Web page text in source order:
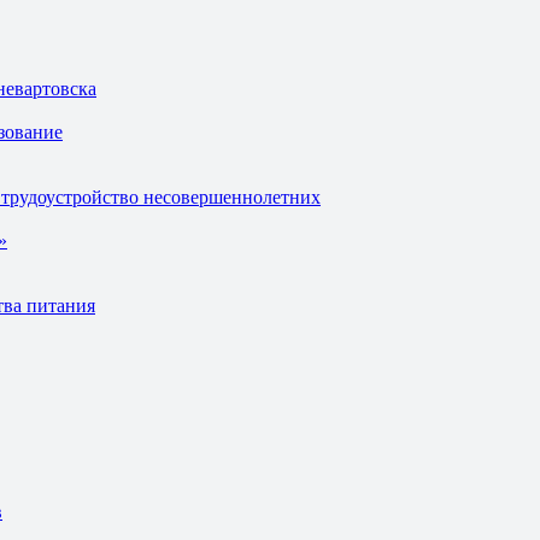
несовершеннолетних
питания